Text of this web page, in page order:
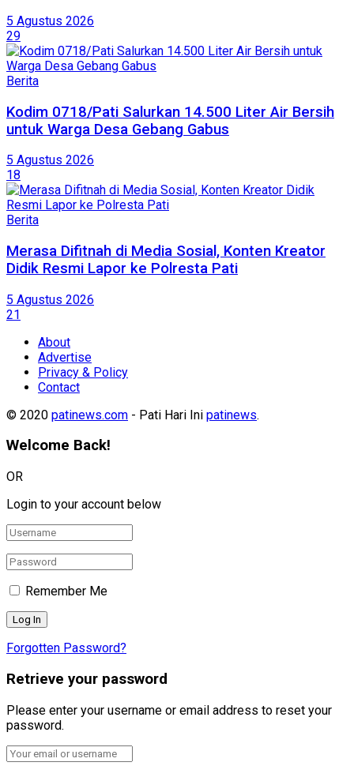
5 Agustus 2026
29
Berita
Kodim 0718/Pati Salurkan 14.500 Liter Air Bersih
untuk Warga Desa Gebang Gabus
5 Agustus 2026
18
Berita
Merasa Difitnah di Media Sosial, Konten Kreator
Didik Resmi Lapor ke Polresta Pati
5 Agustus 2026
21
About
Advertise
Privacy & Policy
Contact
© 2020 patinews.com - Pati Hari Ini patinews.
Welcome Back!
OR
Login to your account below
Remember Me
Forgotten Password?
Retrieve your password
Please enter your username or email address to reset your
password.